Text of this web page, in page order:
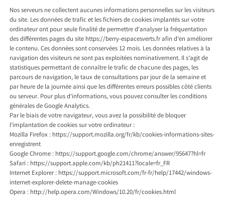
Nos serveurs ne collectent aucunes informations personnelles sur les visiteurs
du site. Les données de trafic et les fichiers de cookies implantés sur votre
ordinateur ont pour seule finalité de permettre d’analyser la fréquentation
des différentes pages du site https://berry-espacesverts.fr afin d’en améliorer
le contenu. Ces données sont conservées 12 mois. Les données relatives à la
navigation des visiteurs ne sont pas exploitées nominativement. Il s’agit de
statistiques permettant de connaître le trafic de chacune des pages, les
parcours de navigation, le taux de consultations par jour de la semaine et
par heure de la journée ainsi que les différentes erreurs possibles côté clients
ou serveur. Pour plus d’informations, vous pouvez consulter les conditions
générales de Google Analytics.
Par le biais de votre navigateur, vous avez la possibilité de bloquer
l’implantation de cookies sur votre ordinateur :
Mozilla Firefox : https://support.mozilla.org/fr/kb/cookies-informations-sites-
enregistrent
Google Chrome : https://support.google.com/chrome/answer/95647?hl=fr
Safari : https://support.apple.com/kb/ph21411?locale=fr_FR
Internet Explorer : https://support.microsoft.com/fr-fr/help/17442/windows-
internet-explorer-delete-manage-cookies
Opera : http://help.opera.com/Windows/10.20/fr/cookies.html